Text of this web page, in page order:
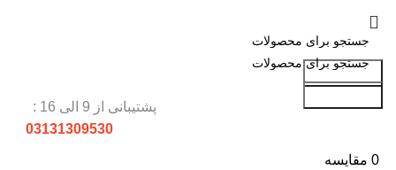
جست و جو
پشتیبانی از 9 الی 16 :
03131309530
0 مقایسه